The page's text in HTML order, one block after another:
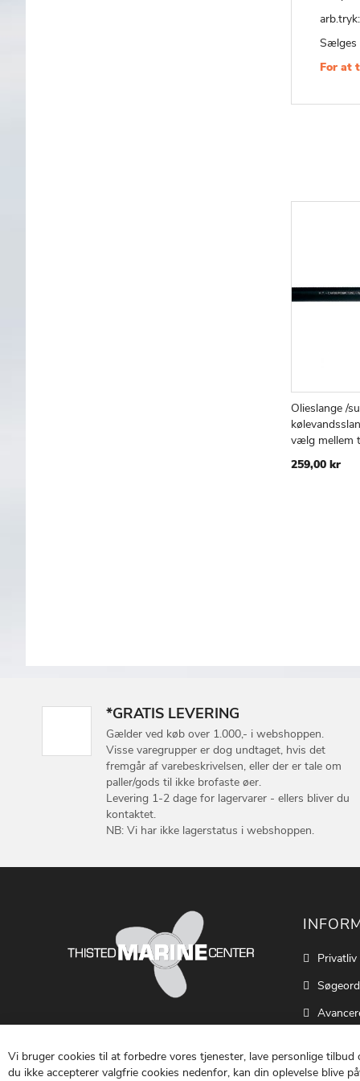
Sælges
For at
Læg i
Olieslange /
vælg mellem
259,00 kr
*GRATIS LEVERING
Gælder ved køb over 1.000,- i webshoppen.
Visse varegrupper er dog undtaget, hvis det
fremgår af varebeskrivelsen, eller der er tale om
paller/gods til ikke brofaste øer.
Levering 1-2 dage for lagervarer - ellers bliver du
kontaktet.
NB: Vi har ikke lagerstatus i webshoppen.
Søgeord
Kontakt
Vi bruger cookies til at forbedre vores tjenester, lave personlige tilbud
du ikke accepterer valgfrie cookies nedenfor, kan din oplevelse blive